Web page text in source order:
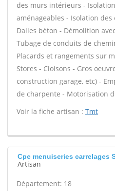
des murs intérieurs -
aménageables - Isolation
Dalles béton - Démolition
Tubage de conduits de
Placards et rangements sur
Stores - Cloisons - Gros
construction garage, etc) -
de charpente - Motorisation
Voir la fiche artisan : Tmt
Cpe menuiseries carrelages
Artisan
Département: 18